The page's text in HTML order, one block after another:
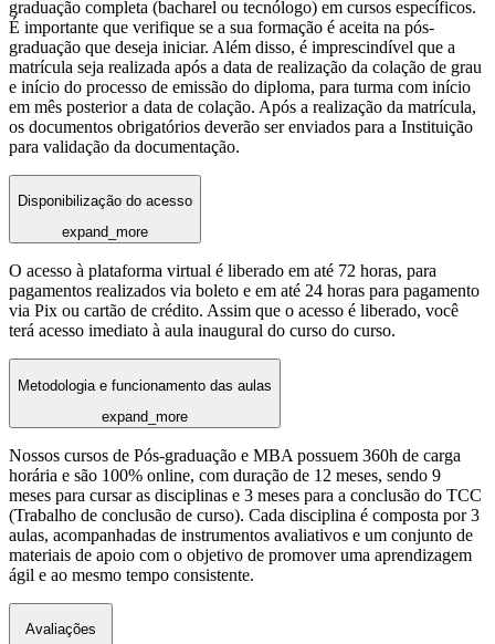
graduação completa (bacharel ou tecnólogo) em cursos específicos.
É importante que verifique se a sua formação é aceita na pós-
graduação que deseja iniciar. Além disso, é imprescindível que a
matrícula seja realizada após a data de realização da colação de grau
e início do processo de emissão do diploma, para turma com início
em mês posterior a data de colação. Após a realização da matrícula,
os documentos obrigatórios deverão ser enviados para a Instituição
para validação da documentação.
Disponibilização do acesso
expand_more
O acesso à plataforma virtual é liberado em até 72 horas, para
pagamentos realizados via boleto e em até 24 horas para pagamento
via Pix ou cartão de crédito. Assim que o acesso é liberado, você
terá acesso imediato à aula inaugural do curso do curso.
Metodologia e funcionamento das aulas
expand_more
Nossos cursos de Pós-graduação e MBA possuem 360h de carga
horária e são 100% online, com duração de 12 meses, sendo 9
meses para cursar as disciplinas e 3 meses para a conclusão do TCC
(Trabalho de conclusão de curso). Cada disciplina é composta por 3
aulas, acompanhadas de instrumentos avaliativos e um conjunto de
materiais de apoio com o objetivo de promover uma aprendizagem
ágil e ao mesmo tempo consistente.
Avaliações